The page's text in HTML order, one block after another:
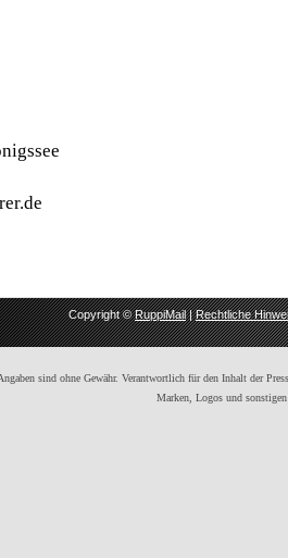
Copyright ©RuppiMail|Rechtliche
sind ohne Gewähr. Verantwortlich für den Inhalt der
Marken, Logos und